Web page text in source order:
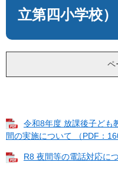
立第四小学校）
ペ
令和8年度 放課後子ども
間の実施について （PDF：
R8 夜間等の電話対応に